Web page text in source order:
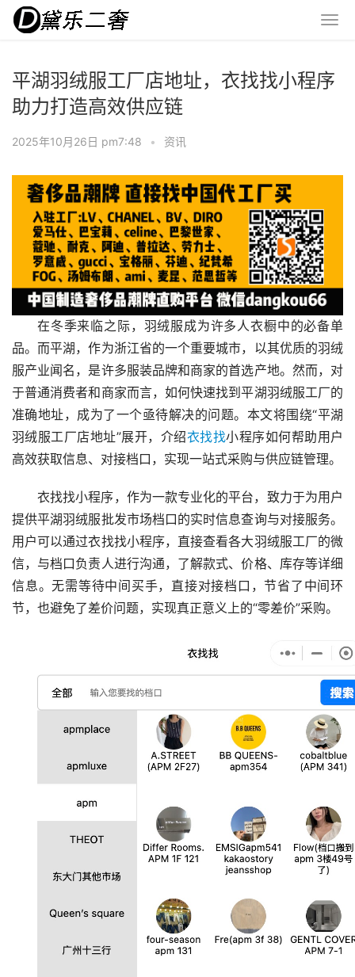
平湖羽绒服工厂店地址，衣找找小程序
助力打造高效供应链
2025年10月26日 pm7:48 • 资讯
在冬季来临之际，羽绒服成为许多人衣橱中的必备单
品。而平湖，作为浙江省的一个重要城市，以其优质的羽绒
服产业闻名，是许多服装品牌和商家的首选产地。然而，对
于普通消费者和商家而言，如何快速找到平湖羽绒服工厂的
准确地址，成为了一个亟待解决的问题。本文将围绕“平湖
羽绒服工厂店地址”展开，介绍衣找找小程序如何帮助用户
高效获取信息、对接档口，实现一站式采购与供应链管理。
衣找找小程序，作为一款专业化的平台，致力于为用户
提供平湖羽绒服批发市场档口的实时信息查询与对接服务。
用户可以通过衣找找小程序，直接查看各大羽绒服工厂的微
信，与档口负责人进行沟通，了解款式、价格、库存等详细
信息。无需等待中间买手，直接对接档口，节省了中间环
节，也避免了差价问题，实现真正意义上的“零差价”采购。